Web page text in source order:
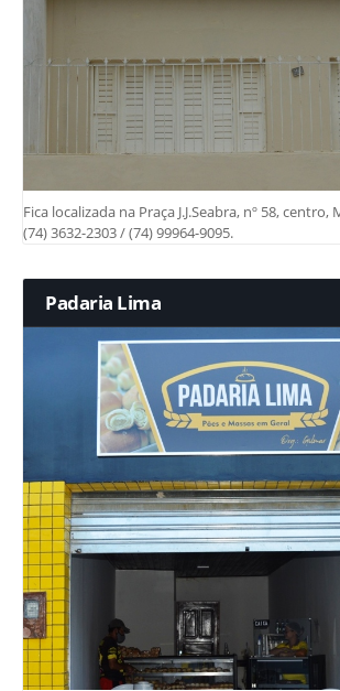
Fica localizada na Praça J.J.Seabra, nº 58, centro,
(74) 3632-2303 / (74) 99964-9095.
Padaria Lima